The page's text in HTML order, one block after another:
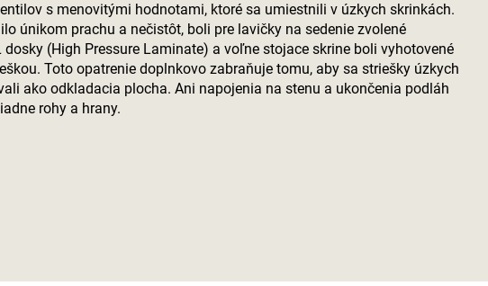
s menovitými hodnotami, ktoré sa umiestnili v úzkych skrinkách.
únikom prachu a nečistôt, boli pre lavičky na sedenie zvolené
dosky (High Pressure Laminate) a voľne stojace skrine boli vyhotovené
Toto opatrenie doplnkovo zabraňuje tomu, aby sa striešky úzkych
ako odkladacia plocha. Ani napojenia na stenu a ukončenia podláh
rohy a hrany.